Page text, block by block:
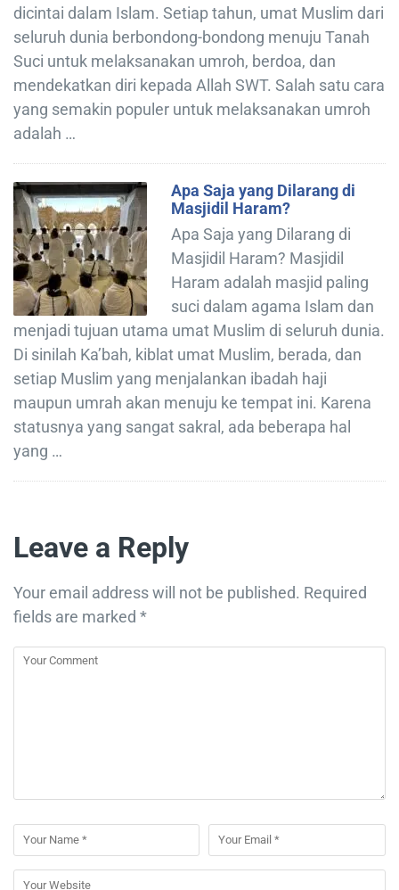
dicintai dalam Islam. Setiap tahun, umat Muslim dari
seluruh dunia berbondong-bondong menuju Tanah
Suci untuk melaksanakan umroh, berdoa, dan
mendekatkan diri kepada Allah SWT. Salah satu cara
yang semakin populer untuk melaksanakan umroh
adalah …
Apa Saja yang Dilarang di
Masjidil Haram?
Apa Saja yang Dilarang di
Masjidil Haram? Masjidil
Haram adalah masjid paling
suci dalam agama Islam dan
menjadi tujuan utama umat Muslim di seluruh dunia.
Di sinilah Ka’bah, kiblat umat Muslim, berada, dan
setiap Muslim yang menjalankan ibadah haji
maupun umrah akan menuju ke tempat ini. Karena
statusnya yang sangat sakral, ada beberapa hal
yang …
Leave a Reply
Your email address will not be published. Required
fields are marked *